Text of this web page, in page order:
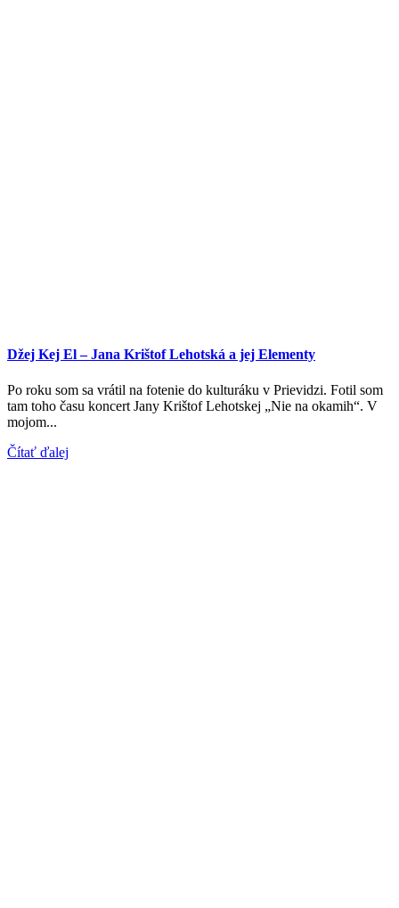
Džej Kej El – Jana Krištof Lehotská a jej Elementy
Po roku som sa vrátil na fotenie do kulturáku v Prievidzi. Fotil som
tam toho času koncert Jany Krištof Lehotskej „Nie na okamih“. V
mojom...
Čítať ďalej